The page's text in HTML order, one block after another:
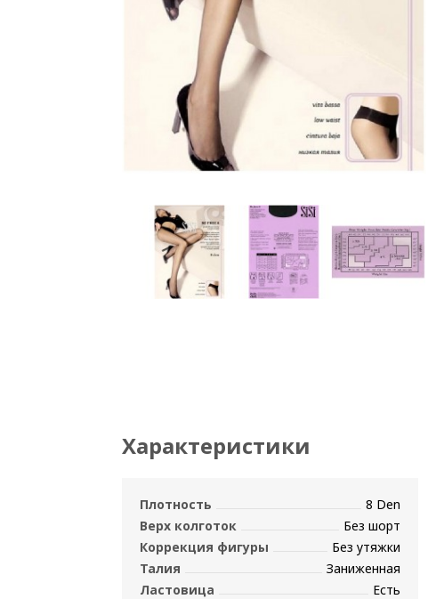
Характеристики
Плотность
8 Den
Верх колготок
Без шорт
Коррекция фигуры
Без утяжки
Талия
Заниженная
Ластовица
Есть